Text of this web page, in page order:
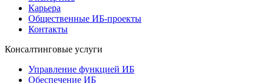
Карьера
Общественные ИБ-проекты
Контакты
Консалтинговые услуги
Управление функцией ИБ
Обеспечение ИБ